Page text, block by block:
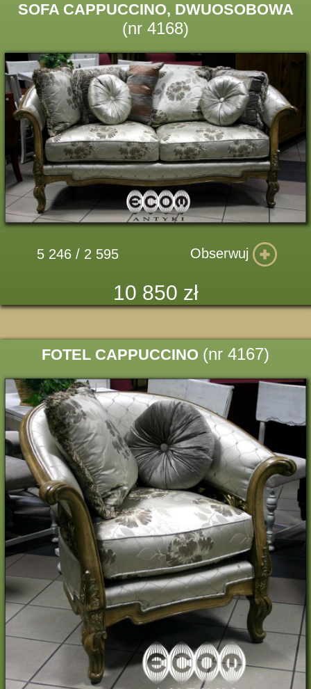
SOFA CAPPUCCINO, DWUOSOBOWA
(nr 4168)
5 246 / 2 595 Obserwuj
10 850 zł
FOTEL CAPPUCCINO (nr 4167)